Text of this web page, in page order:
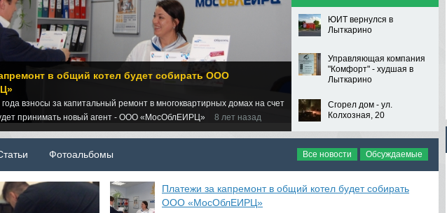
в общий котел будет собирать ООО
взносы за капитальный ремонт в многоквартирных домах на счет
принимать новый агент - ООО «МосОблЕИРЦ»
8 лет назад
ЮИТ вернулся в
Лыткарино
Управляющая компания
"Комфорт" - худшая в
Лыткарино
Сгорел дом - ул.
Колхозная, 20
Фотоальбомы Все новости Обсуждаемые
Платежи за капремонт в общий котел будет собирать
ООО «МосОблЕИРЦ»